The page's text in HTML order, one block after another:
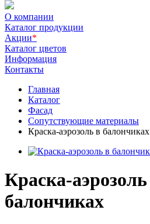
О компании
Каталог продукции
Акции*
Каталог цветов
Информация
Контакты
Главная
Каталог
Фасад
Сопутствующие материалы
Краска-аэрозоль в балончиках
Краска-
балончиках